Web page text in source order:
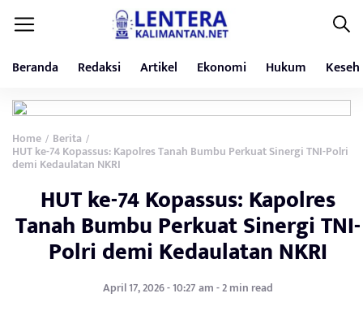
Beranda Redaksi Artikel Ekonomi Hukum
Home / Berita /
HUT ke-74 Kopassus: Kapolres Tanah Bumbu Perkuat Sinergi TNI-Polri
demi Kedaulatan NKRI
HUT ke-74 Kopassus: Kapolres
Tanah Bumbu Perkuat Sinergi TNI-
Polri demi Kedaulatan NKRI
April 17, 2026 - 10:27 am - 2 min read